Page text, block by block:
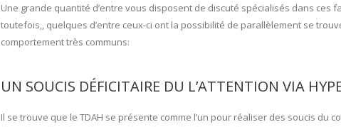
Une grande quantité d’entre vous disposent de discuté spécialisés dans ces
toutefois,, quelques d’entre ceux-ci ont la possibilité de parallèlement se
comportement très communs:
UN SOUCIS DÉFICITAIRE DU L’ATTENTION VIA
Il se trouve que le TDAH se présente comme l’un pour réaliser des soucis